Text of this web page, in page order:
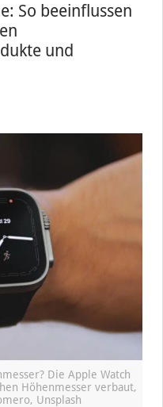
So beeinflussen
und
Die Apple Watch
Höhenmesser verbaut,
Unsplash